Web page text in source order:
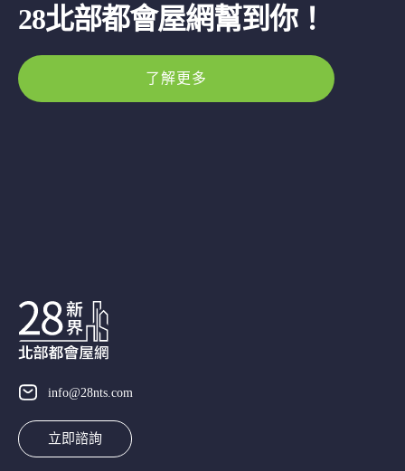
28北部都會屋網幫到你！
了解更多
info@28nts.com
立即諮詢